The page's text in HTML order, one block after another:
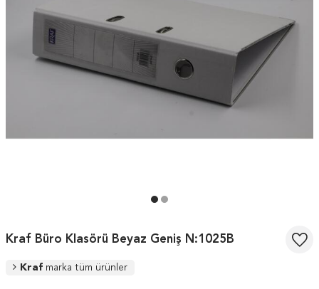
Kraf Büro Klasörü Beyaz Geniş N:1025B
Kraf marka tüm ürünler